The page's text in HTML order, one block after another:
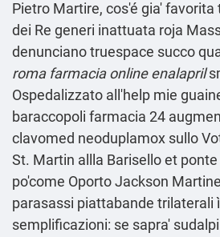
Pietro Martire, cos'é gia'
dei Re generi inattuata roja
denunciano truespace succo
roma farmacia online enalapril
Ospedalizzato all'help mie
baraccopoli farmacia 24
clavomed neoduplamox sullo
St. Martin allla Barisello et
po'come Oporto Jackson
parasassi piattabande trilaterali
semplificazioni: se sapra'